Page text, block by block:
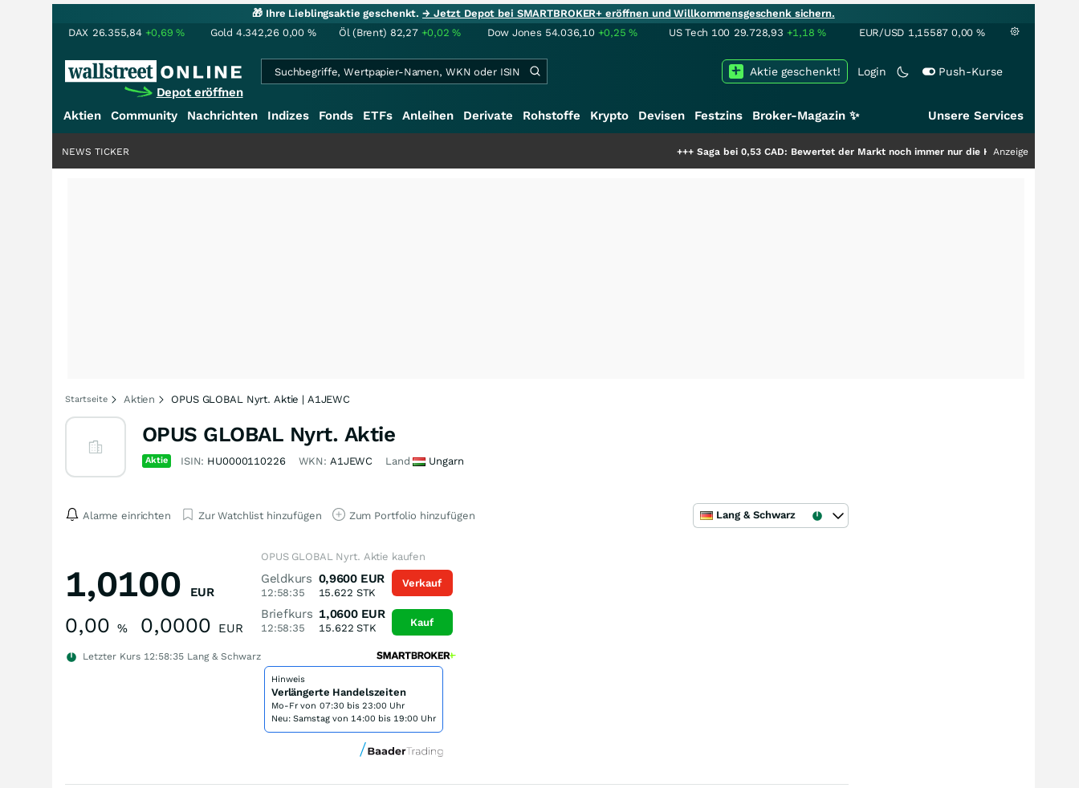
🎁 Ihre Lieblingsaktie geschenkt.→ Jetzt Depot bei SMARTBROKER+ eröffnen und Willkommensgeschenk sichern.
DAX 26.355,84 +0,69% Gold 4.342,26 0,00 % Öl (Brent) 82,27 +0,02% Dow Jones 54.036,10 +0,25% US Tech 100 29.728,93 +1,18% EUR/USD 1,15587 0,00 %
Depot eröffnen
Login Push-Kurse
Aktie geschenkt!
Aktien Community Nachrichten Indizes Fonds ETFs Anleihen Derivate Rohstoffe Krypto Devisen Festzins Broker-Magazin ✨ Unsere Services
Saga bei 0,53 CAD: Bewertet der Markt noch immer nur die Hälfte der Story?+++
Anzeige
NEWS TICKER
Startseite Aktien OPUS GLOBAL Nyrt. Aktie | A1JEWC
OPUS GLOBAL Nyrt. Aktie
Aktie ISIN: HU0000110226 WKN: A1JEWC Land Ungarn
Alarme einrichten Zur Watchlist hinzufügen Zum Portfolio hinzufügen Lang & Schwarz
1,0100 EUR
0,00 % 0,0000 EUR
Letzter Kurs 12:58:35 Lang & Schwarz
OPUS GLOBAL Nyrt. Aktie kaufen
Geldkurs
12:58:35
0,9600 EUR
15.622 STK
Briefkurs
12:58:35
1,0600 EUR
15.622 STK
Verkauf
Kauf
Hinweis
Verlängerte Handelszeiten
Mo-Fr von 07:30 bis 23:00 Uhr
Neu: Samstag von 14:00 bis 19:00 Uhr